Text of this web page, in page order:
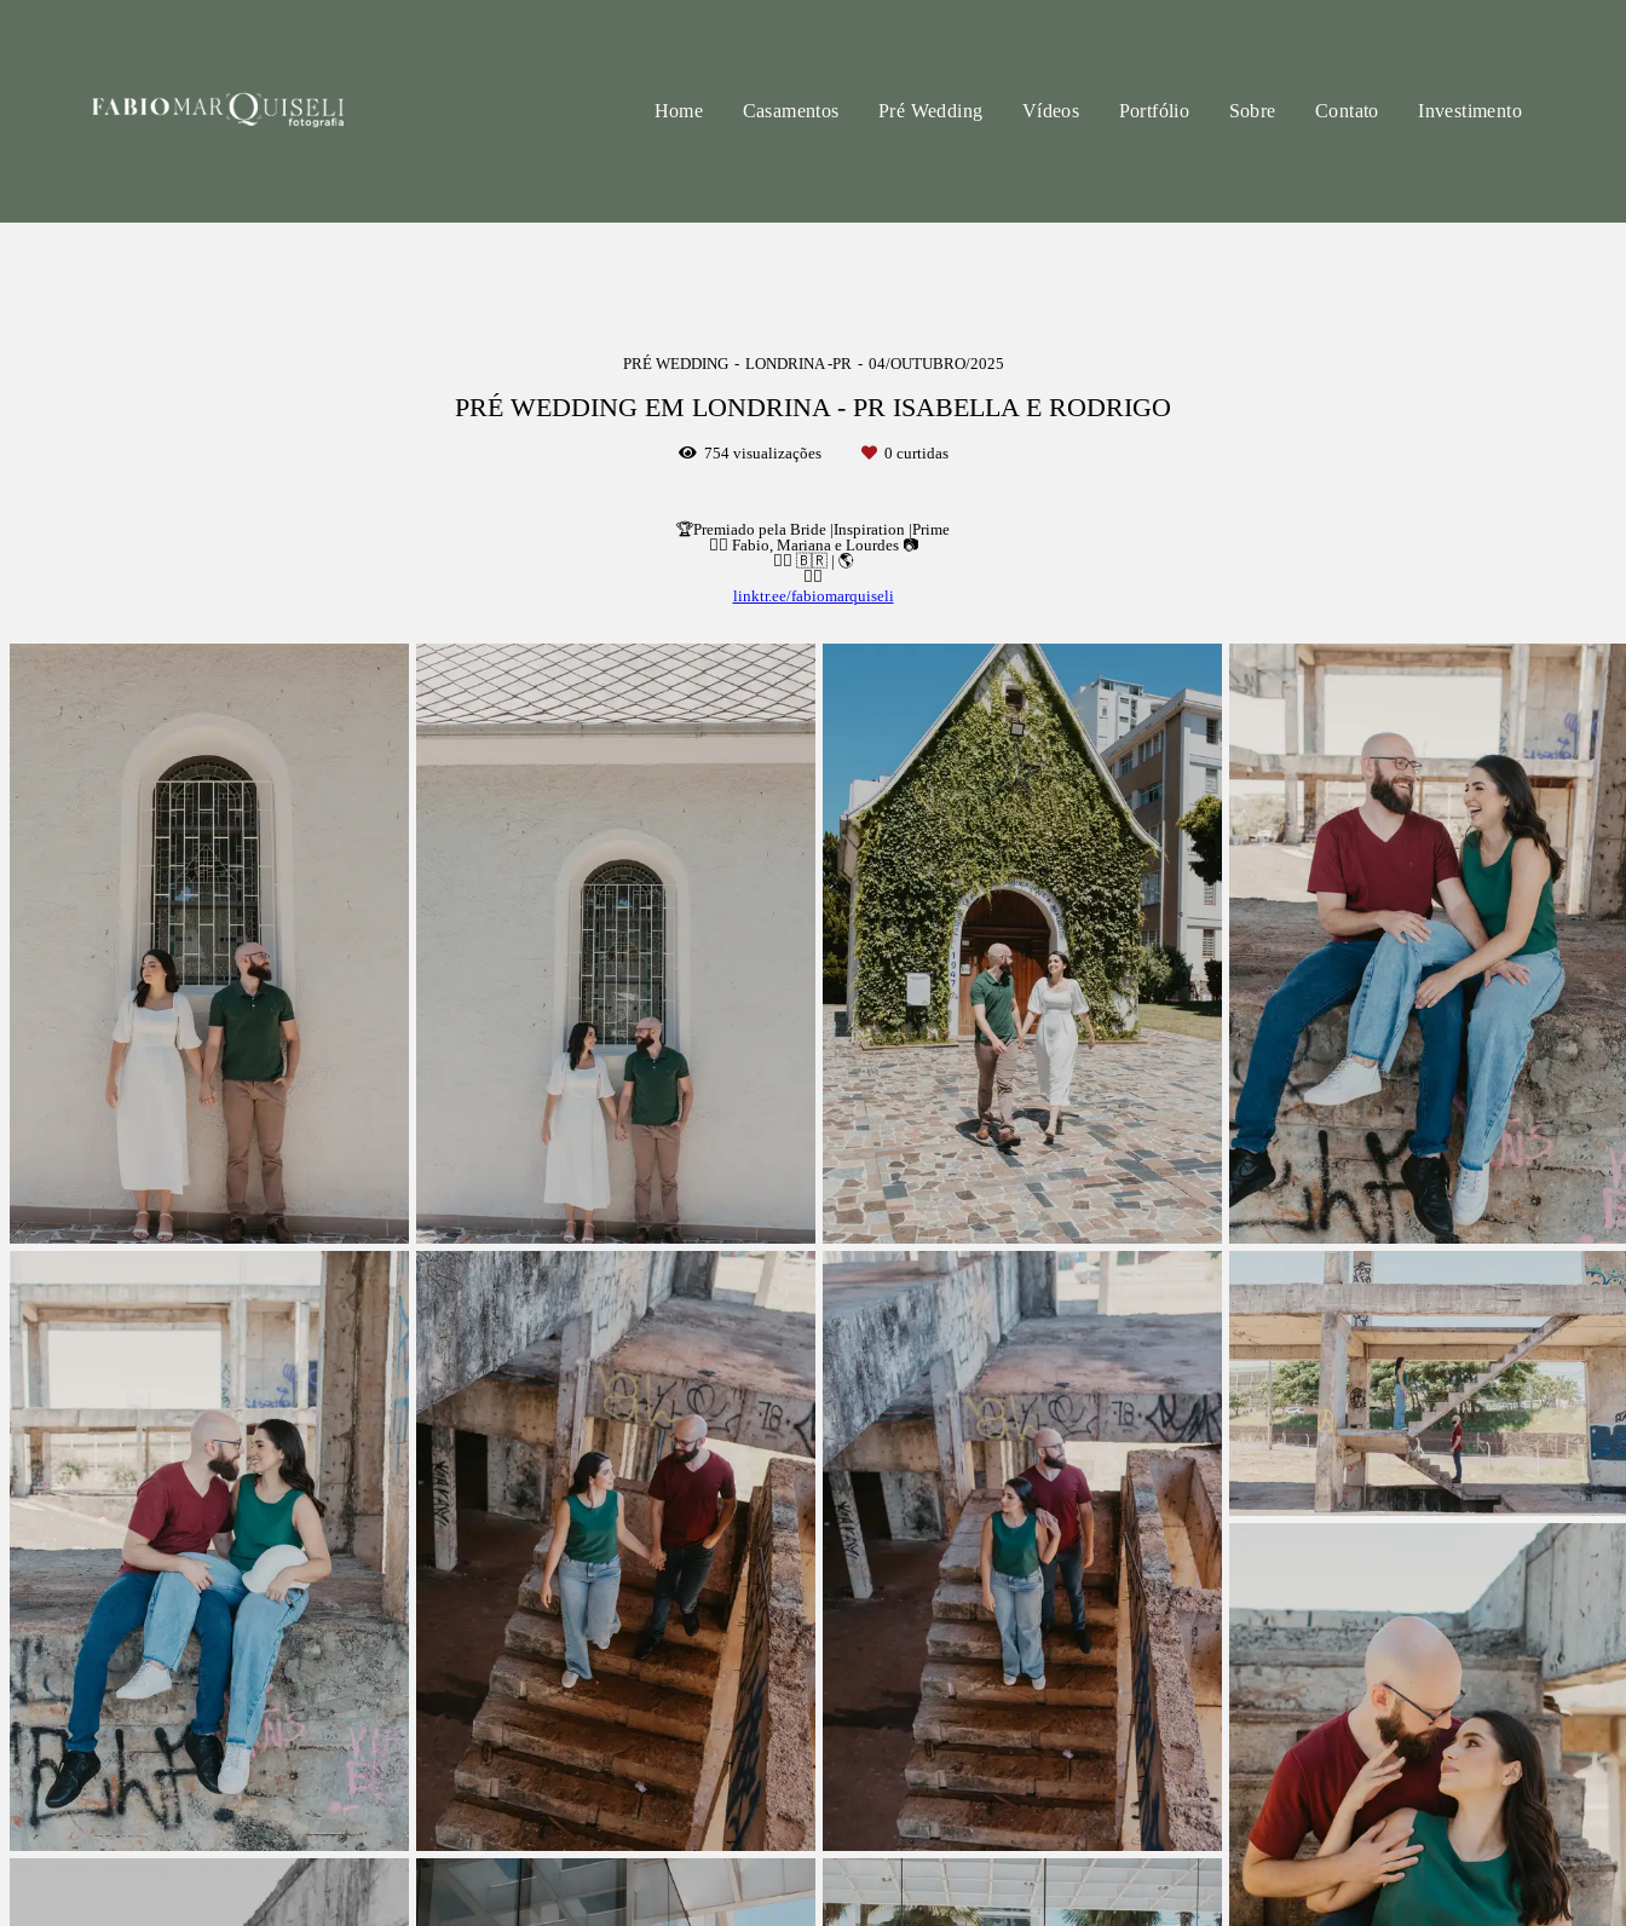
Home Casamentos Pré Wedding Vídeos Portfólio Sobre Contato Investimento
PRÉ WEDDING LONDRINA -PR 04/OUTUBRO/2025
PRÉ WEDDING EM LONDRINA - PR ISABELLA E RODRIGO
754visualizações 0 curtidas
🏆Premiado pela Bride |Inspiration |Prime
👉🏻 Fabio, Mariana e Lourdes 📷
👉🏻 🇧🇷 | 🌎
👇🏻
linktr.ee/fabiomarquiseli